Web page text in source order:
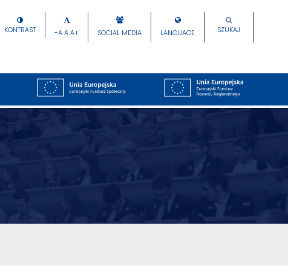
KONTRAST -A A A+ SOCIAL MEDIA LANGUAGE SZUKAJ